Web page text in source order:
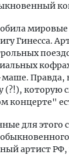
Гинесса.
Правда,
(?!), которую
концерте"
для этого
артист